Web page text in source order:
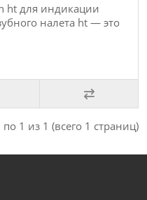
ht для индикации
налета ht — это
1 из 1 (всего 1 страниц)